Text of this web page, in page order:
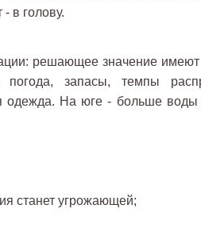
в голову.
решающее значение имеют
погода, запасы, темпы
одежда. На юге - больше воды
станет угрожающей;